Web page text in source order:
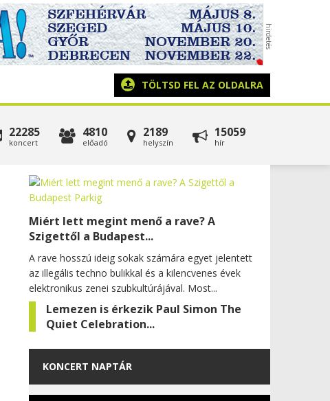
TÖLTSD FEL AZ OLDALRA
22285
koncert
4810
előadó
2189
helyszín
15059
hír
Miért lett megint menő a rave? A
Szigettől a Budapest...
A rave hosszú ideig sokak számára egyet jelentett
az illegális techno bulikkal és a kilencvenes évek
elektronikus zenei szubkultúrájával. Most...
Lemezen is érkezik Paul Simon The
Quiet Celebration...
KONCERT NAPTÁR